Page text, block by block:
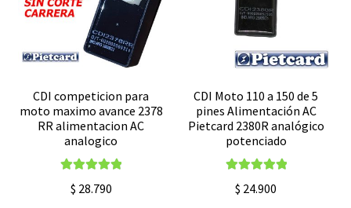
cantidad
CDI competicion para
moto maximo avance 2378
RR alimentacion AC
analogico
5.00
$ 28.790
CDI Moto 110 a 150 de 5
pines Alimentación AC
Pietcard 2380R analógico
potenciado
5.00
$ 24.900